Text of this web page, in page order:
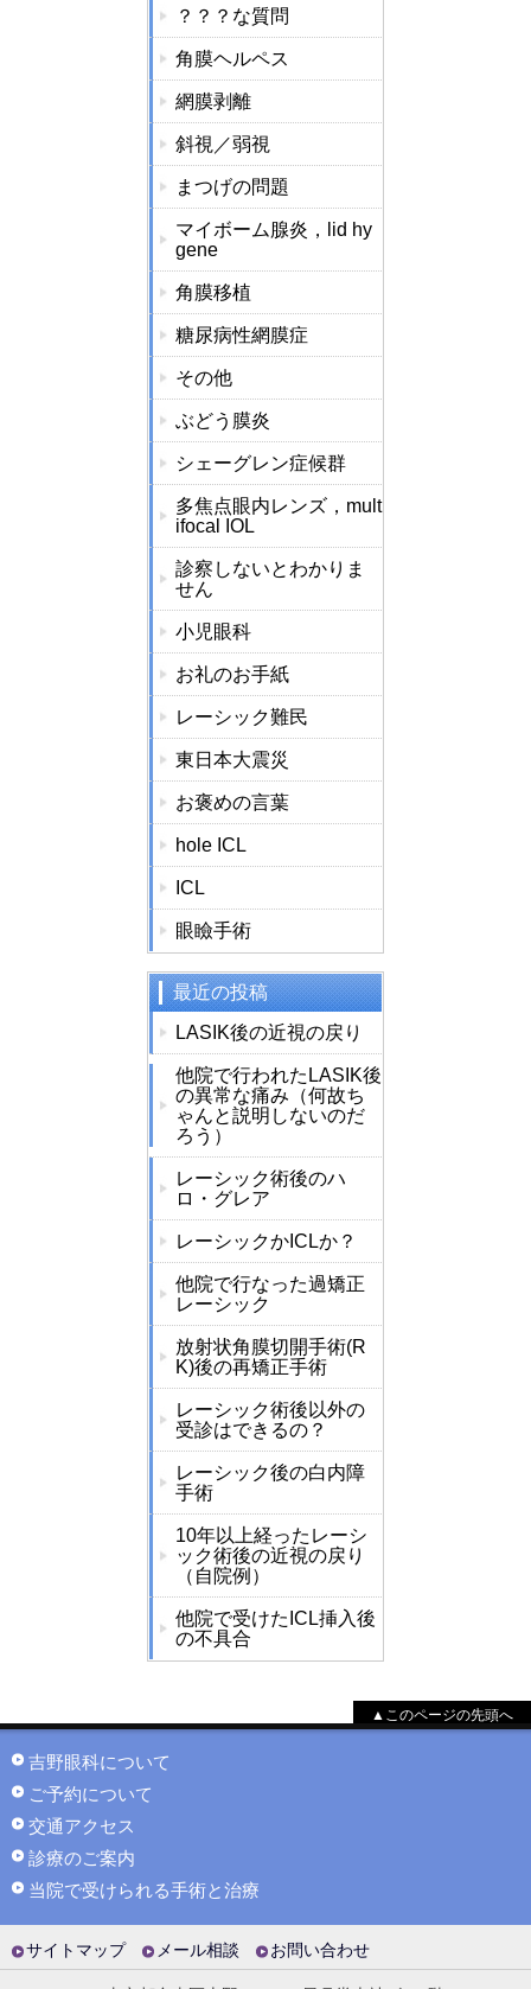
？？？な質問
角膜ヘルペス
網膜剥離
斜視／弱視
まつげの問題
マイボーム腺炎，lid hy
gene
角膜移植
糖尿病性網膜症
その他
ぶどう膜炎
シェーグレン症候群
多焦点眼内レンズ，mult
ifocal IOL
診察しないとわかりま
せん
小児眼科
お礼のお手紙
レーシック難民
東日本大震災
お褒めの言葉
hole ICL
ICL
眼瞼手術
最近の投稿
LASIK後の近視の戻り
他院で行われたLASIK後
の異常な痛み（何故ち
ゃんと説明しないのだ
ろう）
レーシック術後のハ
ロ・グレア
レーシックかICLか？
他院で行なった過矯正
レーシック
放射状角膜切開手術(R
K)後の再矯正手術
レーシック術後以外の
受診はできるの？
レーシック後の白内障
手術
10年以上経ったレーシ
ック術後の近視の戻り
（自院例）
他院で受けたICL挿入後
の不具合
▲このページの先頭へ
吉野眼科について
ご予約について
交通アクセス
診療のご案内
当院で受けられる手術と治療
サイトマップ メール相談 お問い合わせ